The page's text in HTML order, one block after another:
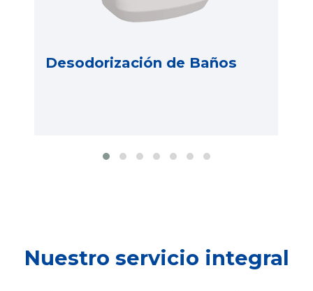
Desodorización de Baños
Nuestro servicio integral